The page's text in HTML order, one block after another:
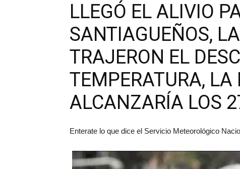
LLEGÓ EL ALIVIO
SANTIAGUEÑOS,
TRAJERON EL
TEMPERATURA,
ALCANZARÍA LOS
Enterate lo que dice el Servicio Meteorológico